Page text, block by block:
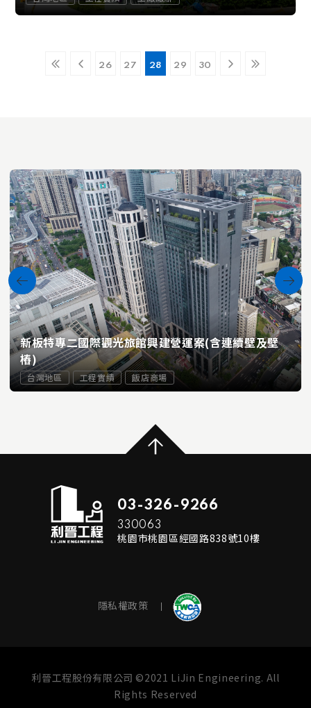
26 27 28 29 30
新板特專二國際觀光旅館興建營運案(含連續壁及壁
樁)
台灣地區 工程實績 飯店商場
03-326-9266
330063
桃園市桃園區經國路838號10樓
隱私權政策
利晉工程股份有限公司 ©2021 LiJin Engineering. All
Rights Reserved